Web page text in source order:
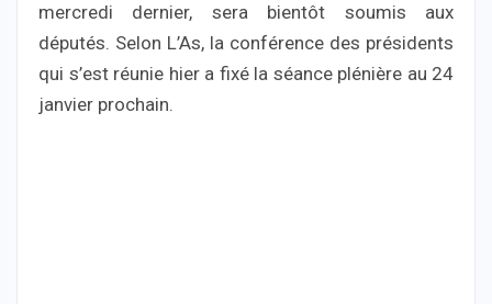
mercredi dernier, sera bientôt soumis aux
députés. Selon L’As, la conférence des présidents
qui s’est réunie hier a fixé la séance plénière au 24
janvier prochain.